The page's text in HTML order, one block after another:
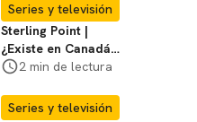
Series y televisión
Sterling Point |
¿Existe en Canadá
la isla de la que
Entérate
2 min de lectura
Series y televisión